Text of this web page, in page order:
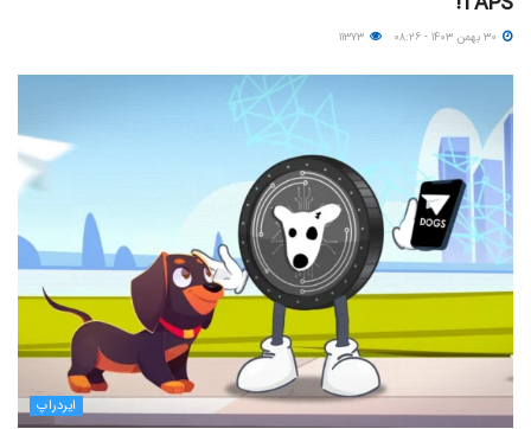
ایردراپ